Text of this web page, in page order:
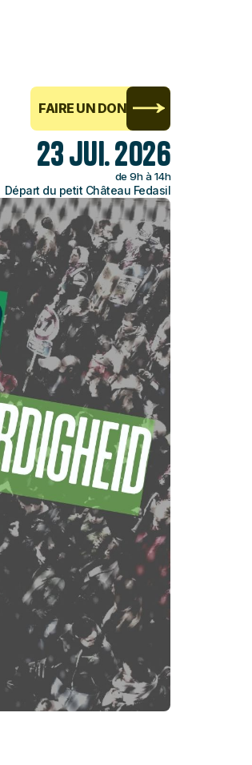
FAIRE UN DON
23 jui. 2026
de 9h à 14h
Départ du petit Château Fedasil